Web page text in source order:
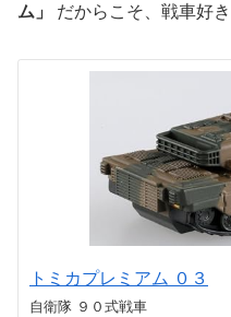
ム」
だからこそ、戦車好
トミカプレミアム ０３
自衛隊 ９０式戦車